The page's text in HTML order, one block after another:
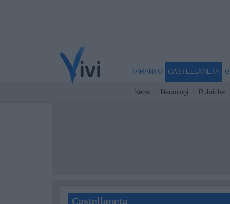
TARANTO CASTELLANETA
News Necrologi Rubriche
Castellaneta